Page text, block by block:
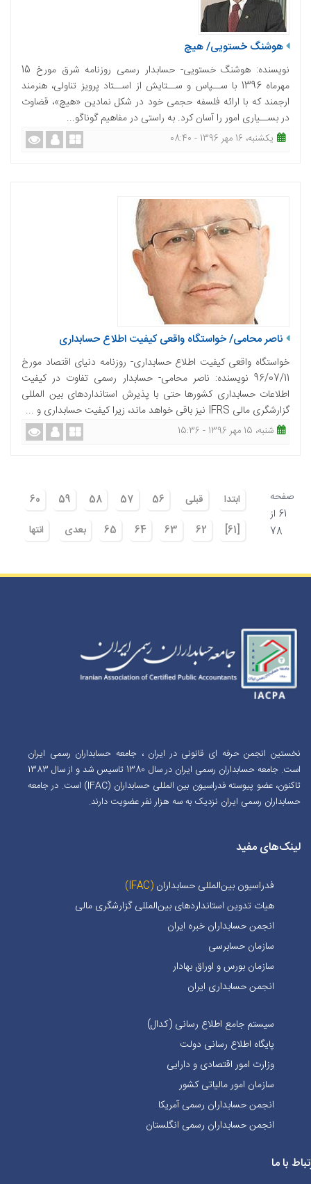
هوشنگ خستویی/ هیچ
نویسنده: هوشنگ خستویی- حسابدار رسمی روزنامه شرق مورخ 15
مهرماه 1396 با ســپاس و ســتایش از اســتاد پرویز تناولی، هنرمند
ارجمند که با ارائه فلسفه حجمی خود در شکل نمادین «هیچ»، قضاوت
در بســیاری امور را آسان کرد. به راستی در مفاهیم گوناگو...
یکشنبه، 16 مهر 1396 - 08:40
ناصر محامی/ خواستگاه واقعی کیفیت اطلاع حسابداری
خواستگاه واقعی كیفیت اطلاع حسابداری- روزنامه دنیای اقتصاد مورخ
96/07/11 نویسنده: ناصر محامی- حسابدار رسمی تفاوت در کیفیت
اطلاعات حسابداری کشورها حتی با پذیرش استانداردهای بین المللی
گزارشگری مالی IFRS نیز باقی خواهد ماند، زیرا کیفیت حسابداری و ...
شنبه، 15 مهر 1396 - 15:36
صفحه
61 از
78
ابتدا قبلی 56
57
58
59
60
[61]
62
63
64
65 بعدی انتها
نخستین انجمن حرفه ای قانونی در ایران ، جامعه حسابداران رسمی ایران
است. جامعه حسابداران رسمی ایران در سال 1380 تاسیس شد و از سال 1383
تاکنون، عضو پیوسته فدراسیون بین المللی حسابداران (IFAC) است. در جامعه
حسابداران رسمی ایران نزدیک به سه هزار نفر عضویت دارند.
لینک‌های مفید
فدراسیون بین‌المللی حسابداران (IFAC)
هیات تدوین استانداردهای بین‌المللی گزارشگری مالی
انجمن حسابداران خبره ايران
سازمان حسابرسی
سازمان بورس و اوراق بهادار
انجمن حسابداری ایران
سیستم جامع اطلاع رسانی (کدال)
پایگاه اطلاع رسانی دولت
وزارت امور اقتصادی و دارایی
سازمان امور مالیاتی کشور
انجمن حسابداران رسمی آمریکا
انجمن حسابداران رسمی انگلستان
با ما